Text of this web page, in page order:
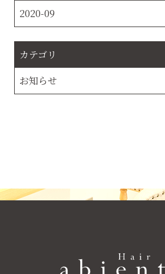
2020-09
カテゴリ
お知らせ